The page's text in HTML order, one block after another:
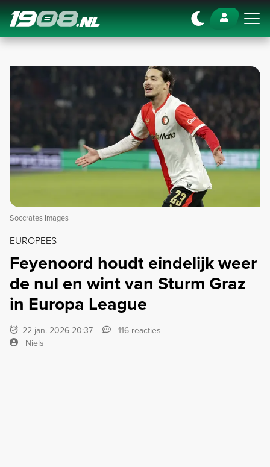
Navigation
Soccrates Images
EUROPEES
Feyenoord houdt eindelijk weer
de nul en wint van Sturm Graz
in Europa League
22 jan. 2026 20:37
116 reacties
Niels